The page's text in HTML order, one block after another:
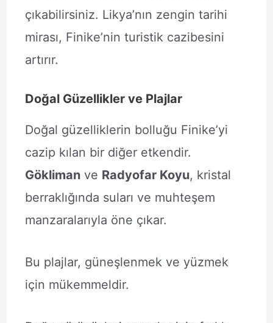
çıkabilirsiniz. Likya’nın zengin tarihi
mirası, Finike’nin turistik cazibesini
artırır.
Doğal Güzellikler ve Plajlar
Doğal güzelliklerin bolluğu Finike’yi
cazip kılan bir diğer etkendir.
Göklimanve Radyofar Koyu, kristal
berraklığında suları ve muhteşem
manzaralarıyla öne çıkar.
Bu plajlar, güneşlenmek ve yüzmek
için mükemmeldir.